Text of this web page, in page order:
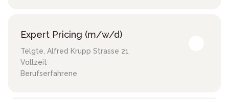
Expert Pricing (m/w/d)
Telgte, Alfred Krupp Strasse 21
Vollzeit
Berufserfahrene